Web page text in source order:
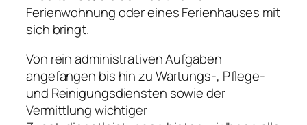
Ferienwohnung oder eines Ferienhauses mit
sich bringt.
Von rein administrativen Aufgaben
angefangen bis hin zu Wartungs-, Pflege-
und Reinigungsdiensten sowie der
Vermittlung wichtiger